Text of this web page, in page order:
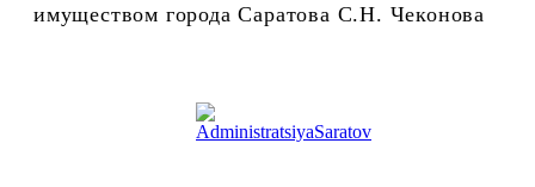
имуществом города Саратова С.Н. Чеконова